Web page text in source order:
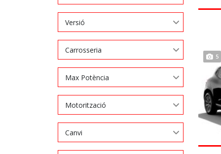
Versió
Carrosseria
Max Potència
Motorització
Canvi
5